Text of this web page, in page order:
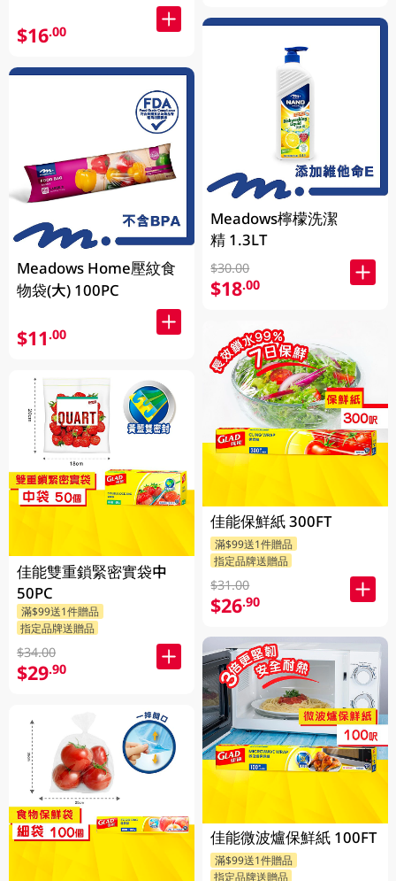
$16.00
Meadows Home壓紋食
物袋(大) 100PC
$11.00
佳能雙重鎖緊密實袋中
50PC
滿$99送1件贈品
指定品牌送贈品
$34.00
$29.90
Meadows檸檬洗潔
精 1.3LT
$30.00
$18.00
佳能保鮮紙 300FT
滿$99送1件贈品
指定品牌送贈品
$31.00
$26.90
佳能微波爐保鮮紙 100FT
滿$99送1件贈品
指定品牌送贈品